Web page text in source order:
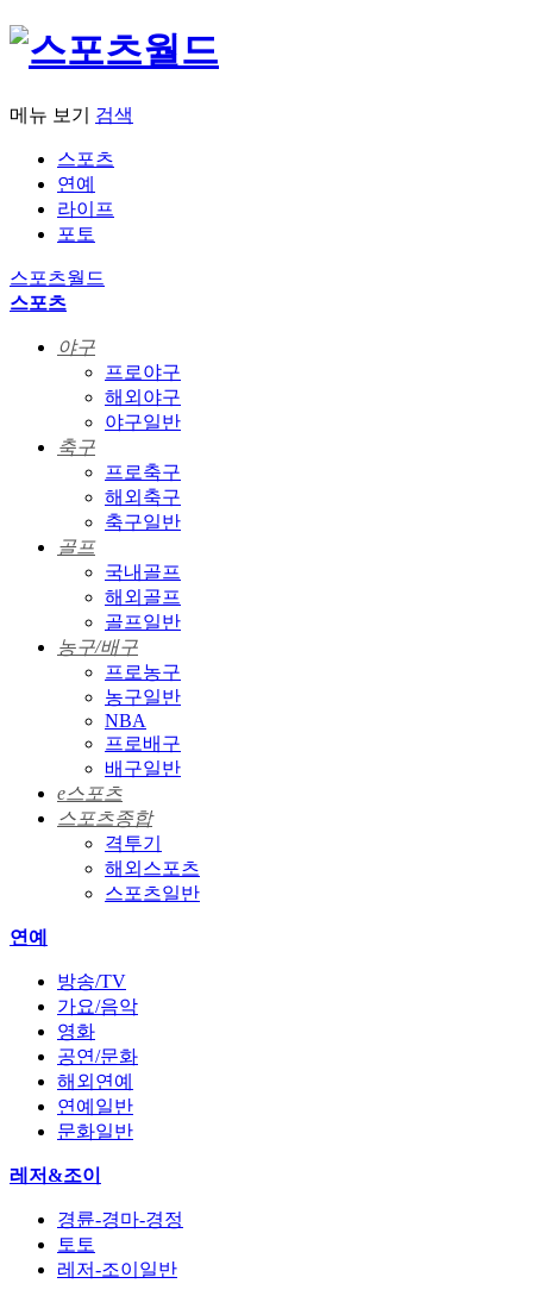
메뉴 보기 검색
스포츠
연예
라이프
포토
스포츠월드
스포츠
야구
프로야구
해외야구
야구일반
축구
프로축구
해외축구
축구일반
골프
국내골프
해외골프
골프일반
농구/배구
프로농구
농구일반
NBA
프로배구
배구일반
e스포츠
스포츠종합
격투기
해외스포츠
스포츠일반
연예
방송/TV
가요/음악
영화
공연/문화
해외연예
연예일반
문화일반
레저&조이
경륜-경마-경정
토토
레저-조이일반